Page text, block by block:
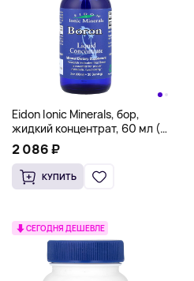
Eidon Ionic Minerals, бор,
жидкий концентрат, 60 мл (2
унции)
2 086 ₽
КУПИТЬ
СЕГОДНЯ ДЕШЕВЛЕ